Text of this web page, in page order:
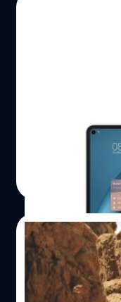
Huawei เปิด
Huawei ได้เปิดตัว
สำหรับคอมพิวเต
ของความปลอดภัย
| 455
16/02/2025
โปรดิวเซอร์
สาเหตุว่าทำไ